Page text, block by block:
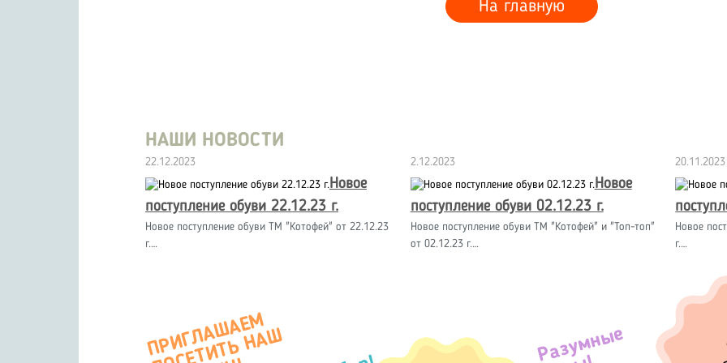
На главную
НАШИ НОВОСТИ
22.12.2023
Новое
поступление обуви 22.12.23 г.
Новое поступление обуви ТМ "Котофей" от 22.12.23
г.…
2.12.2023
Новое
поступление обуви 02.12.23 г.
Новое поступление обуви ТМ "Котофей" и "Топ-топ"
от 02.12.23 г.…
20.11.2023
Новое
г.…
П
Р
И
Г
А
Ш
А
Е
М
О
С
Е
Т
И
Т
Ь
Н
А
М
А
Г
А
З
И Разумные